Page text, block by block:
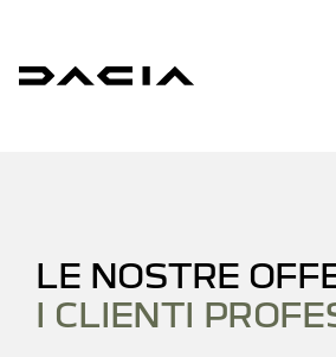
LE NOSTRE
I CLIENTI